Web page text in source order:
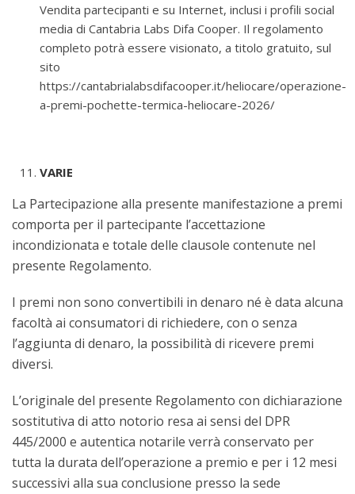
Vendita partecipanti e su Internet, inclusi i profili social
media di Cantabria Labs Difa Cooper. Il regolamento
completo potrà essere visionato, a titolo gratuito, sul
sito
https://cantabrialabsdifacooper.it/heliocare/operazione-
a-premi-pochette-termica-heliocare-2026/
VARIE
La Partecipazione alla presente manifestazione a premi
comporta per il partecipante l’accettazione
incondizionata e totale delle clausole contenute nel
presente Regolamento.
I premi non sono convertibili in denaro né è data alcuna
facoltà ai consumatori di richiedere, con o senza
l’aggiunta di denaro, la possibilità di ricevere premi
diversi.
L’originale del presente Regolamento con dichiarazione
sostitutiva di atto notorio resa ai sensi del DPR
445/2000 e autentica notarile verrà conservato per
tutta la durata dell’operazione a premio e per i 12 mesi
successivi alla sua conclusione presso la sede